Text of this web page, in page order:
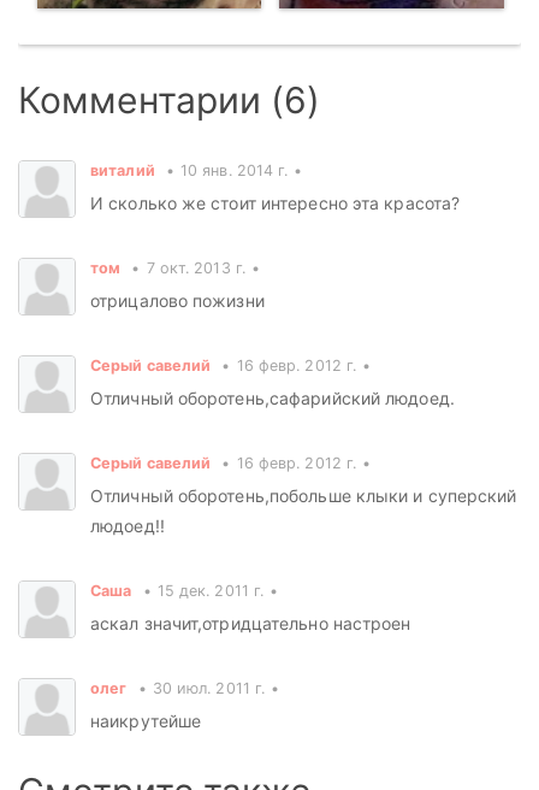
Комментарии (6)
виталий 10 янв. 2014 г.
И сколько же стоит интересно эта красота?
том 7 окт. 2013 г.
отрицалово пожизни
Серый савелий 16 февр. 2012 г.
Отличный оборотень,сафарийский людоед.
Серый савелий 16 февр. 2012 г.
Отличный оборотень,побольше клыки и суперский
людоед!!
Саша 15 дек. 2011 г.
аскал значит,отридцательно настроен
олег 30 июл. 2011 г.
наикрутейше